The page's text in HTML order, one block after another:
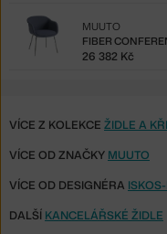
FIBER
MUUTO
26 382 Kč
VÍCE Z KOLEKCE ŽIDLE A
VÍCE OD ZNAČKY MUUTO
VÍCE OD DESIGNÉRA
DALŠÍ KANCELÁŘSKÉ ŽIDLE